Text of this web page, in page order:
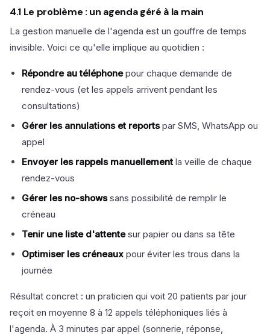
4.1 Le problème : un agenda géré à la main
La gestion manuelle de l'agenda est un gouffre de temps
invisible. Voici ce qu'elle implique au quotidien :
Répondre au téléphonepour chaque demande de
rendez-vous (et les appels arrivent pendant les
consultations)
Gérer les annulations et reportspar SMS, WhatsApp ou
appel
Envoyer les rappels manuellement la veille de chaque
rendez-vous
Gérer les no-showssans possibilité de remplir le
créneau
Tenir une liste d'attentesur papier ou dans sa tête
Optimiser les créneaux pour éviter les trous dans la
journée
Résultat concret : un praticien qui voit 20 patients par jour
reçoit en moyenne 8 à 12 appels téléphoniques liés à
l'agenda. À 3 minutes par appel (sonnerie, réponse,